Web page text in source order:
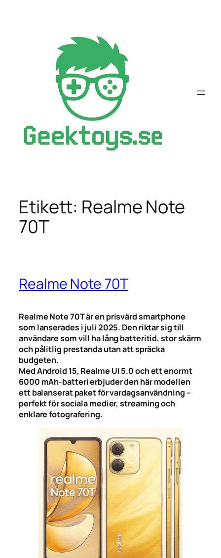
Etikett: Realme Note
70T
Realme Note 70T
Realme Note 70T är en prisvärd smartphone
som lanserades i juli 2025. Den riktar sig till
användare som vill ha lång batteritid, stor skärm
och pålitlig prestanda utan att spräcka
budgeten.
Med Android 15, Realme UI 5.0 och ett enormt
6000 mAh-batteri erbjuder den här modellen
ett balanserat paket för vardagsanvändning –
perfekt för sociala medier, streaming och
enklare fotografering.